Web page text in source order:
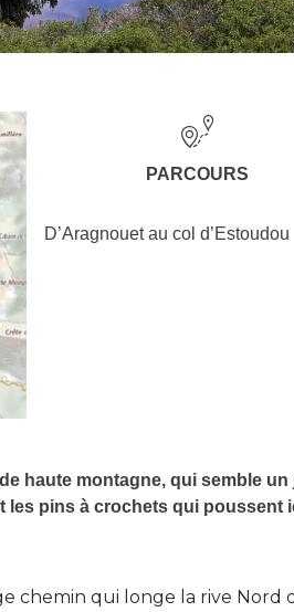
PARCOURS
D’Aragnouet au col d’Estoudou
haute montagne, qui semble
pins à crochets qui poussent
chemin qui longe la rive